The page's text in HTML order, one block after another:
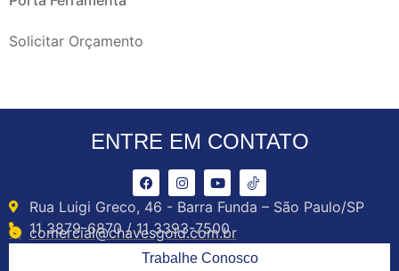
Solicitar Orçamento
ENTRE EM CONTATO
Rua Luigi Greco, 46 - Barra Funda – São Paulo/SP
11 3879-6870 / 11 3393-7500
comercial@chavesgold.com.br
Trabalhe Conosco